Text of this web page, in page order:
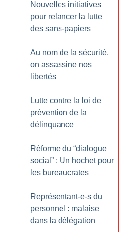
Nouvelles initiatives
pour relancer la lutte
des sans-papiers
Au nom de la sécurité,
on assassine nos
libertés
Lutte contre la loi de
prévention de la
délinquance
Réforme du “dialogue
social” : Un hochet pour
les bureaucrates
Représentant-e-s du
personnel : malaise
dans la délégation